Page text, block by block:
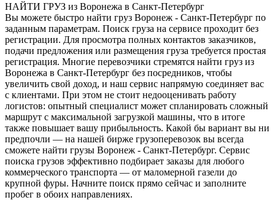
НАЙТИ ГРУЗ из Воронежа в Санкт-Петербург
Вы можете быстро найти груз Воронеж - Санкт-Петербург по
заданным параметрам. Поиск груза на сервисе проходит без
регистрации. Для просмотра полных контактов заказчиков,
подачи предложения или размещения груза требуется простая
регистрация. Многие перевозчики стремятся найти груз из
Воронежа в Санкт-Петербург без посредников, чтобы
увеличить свой доход, и наш сервис напрямую соединяет вас
с клиентами. При этом не стоит недооценивать работу
логистов: опытный специалист может спланировать сложный
маршрут с максимальной загрузкой машины, что в итоге
также повышает вашу прибыльность. Какой бы вариант вы ни
предпочли — на нашей бирже грузоперевозок вы всегда
сможете найти грузы Воронеж - Санкт-Петербург. Сервис
поиска грузов эффективно подбирает заказы для любого
коммерческого транспорта — от маломерной газели до
крупной фуры. Начните поиск прямо сейчас и заполните
пробег в обоих направлениях.